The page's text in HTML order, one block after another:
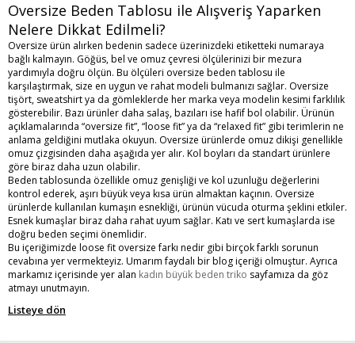
Oversize Beden Tablosu ile Alışveriş Yaparken
Nelere Dikkat Edilmeli?
Oversize ürün alırken bedenin sadece üzerinizdeki etiketteki numaraya
bağlı kalmayın. Göğüs, bel ve omuz çevresi ölçülerinizi bir mezura
yardımıyla doğru ölçün. Bu ölçüleri oversize beden tablosu ile
karşılaştırmak, size en uygun ve rahat modeli bulmanızı sağlar. Oversize
tişört, sweatshirt ya da gömleklerde her marka veya modelin kesimi farklılık
gösterebilir. Bazı ürünler daha salaş, bazıları ise hafif bol olabilir. Ürünün
açıklamalarında “oversize fit”, “loose fit” ya da “relaxed fit” gibi terimlerin ne
anlama geldiğini mutlaka okuyun. Oversize ürünlerde omuz dikişi genellikle
omuz çizgisinden daha aşağıda yer alır. Kol boyları da standart ürünlere
göre biraz daha uzun olabilir.
Beden tablosunda özellikle omuz genişliği ve kol uzunluğu değerlerini
kontrol ederek, aşırı büyük veya kısa ürün almaktan kaçının. Oversize
ürünlerde kullanılan kumaşın esnekliği, ürünün vücuda oturma şeklini etkiler.
Esnek kumaşlar biraz daha rahat uyum sağlar. Katı ve sert kumaşlarda ise
doğru beden seçimi önemlidir.
Bu içeriğimizde loose fit oversize farkı nedir gibi birçok farklı sorunun
cevabına yer vermekteyiz. Umarım faydalı bir blog içeriği olmuştur. Ayrıca
markamız içerisinde yer alan kadın büyük beden triko sayfamıza da göz
atmayı unutmayın.
Listeye dön